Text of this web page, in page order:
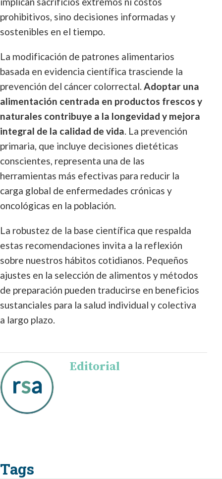
prohibitivos, sino decisiones informadas y
sostenibles en el tiempo.
La modificación de patrones alimentarios
basada en evidencia científica trasciende la
prevención del cáncer colorrectal. Adoptar una
alimentación centrada en productos frescos y
naturales contribuye a la longevidad y mejora
integral de la calidad de vida. La prevención
primaria, que incluye decisiones dietéticas
conscientes, representa una de las
herramientas más efectivas para reducir la
carga global de enfermedades crónicas y
oncológicas en la población.
La robustez de la base científica que respalda
estas recomendaciones invita a la reflexión
sobre nuestros hábitos cotidianos. Pequeños
ajustes en la selección de alimentos y métodos
de preparación pueden traducirse en beneficios
sustanciales para la salud individual y colectiva
a largo plazo.
Editorial
Tags